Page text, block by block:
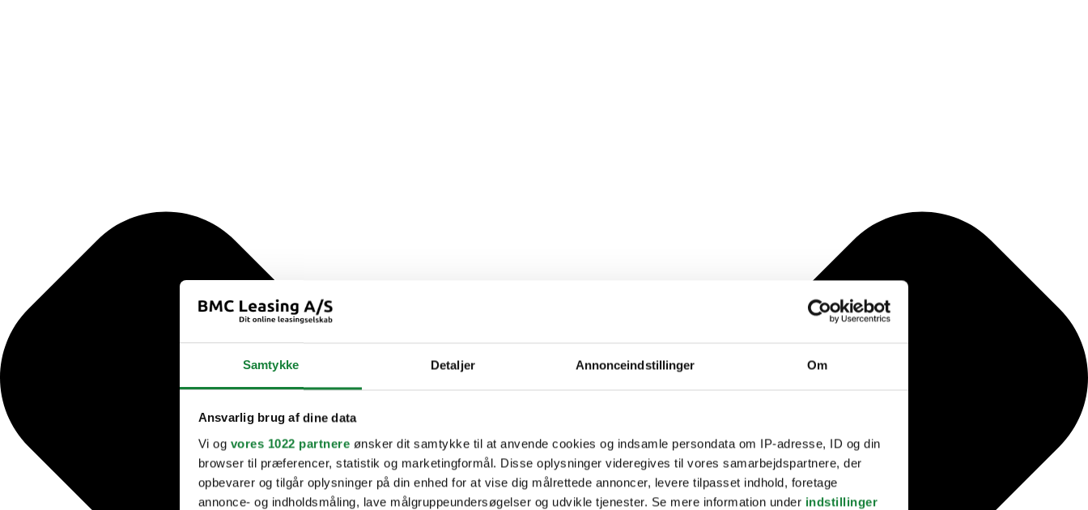
Samtykke Detaljer Annonceindstillinger Om
Ansvarlig brug af dine data
Vi og vores 1022 partnere ønsker dit samtykke til at anvende cookies og indsamle persondata om IP-adresse, ID og din
browser til præferencer, statistik og marketingformål. Disse oplysninger videregives til vores samarbejdspartnere, der
opbevarer og tilgår oplysninger på din enhed for at vise dig målrettede annoncer, levere tilpasset indhold, foretage
annonce- og indholdsmåling, lave målgruppeundersøgelser og udvikle tjenester. Se mere information under indstillinger